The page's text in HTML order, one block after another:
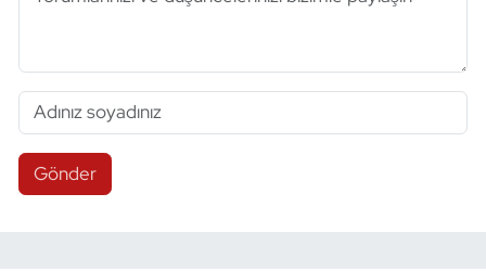
Gönder